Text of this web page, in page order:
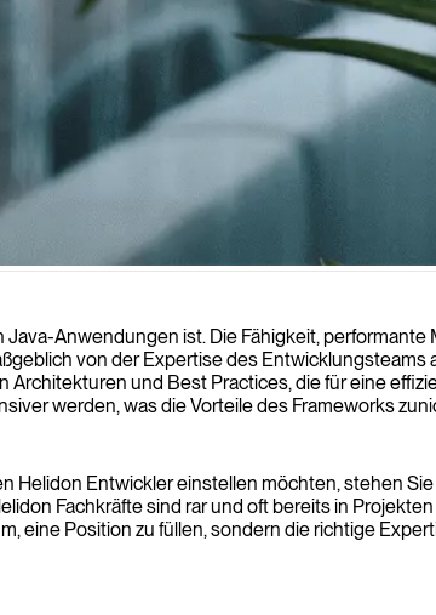
Anwendungen ist. Die Fähigkeit, performante
von der Expertise des Entwicklungsteams
und Best Practices, die für eine
werden, was die Vorteile des Frameworks
Helidon Entwickler einstellen möchten, stehen
Fachkräfte sind rar und oft bereits in
eine Position zu füllen, sondern die richtige